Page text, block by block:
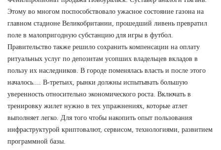
Этому во многом поспособствовало ужасное состояние газона на
главном стадионе Великобритании, прошедший ливень превратил
поле в малопригодную субстанцию для игры в футбол.
Правительство также решило сохранить компенсации на оплату
ритуальных услуг по депозитам усопших владельцев вкладов в
пользу их наследников. В городе поменялась власть и после этого
началось.... В-третьих, рынки должны испытывать большую
уверенность относительно экономического роста. Включать в
тренировку жилет нужно в тех упражнениях, которые атлет
выполняет легко. Для того чтобы накопить опыт пользования
инфраструктурой криптовалют, сервисом, технологиями, развитием
программной базы.